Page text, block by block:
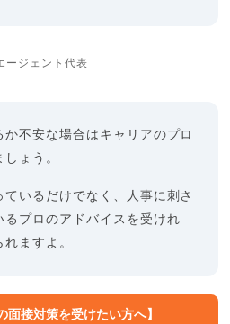
ージェント代表
不安な場合はキャリアのプロ
ょう。
いるだけでなく、人事に刺さ
るプロのアドバイスを受けれ
ますよ。
面接対策を受けたい方へ】